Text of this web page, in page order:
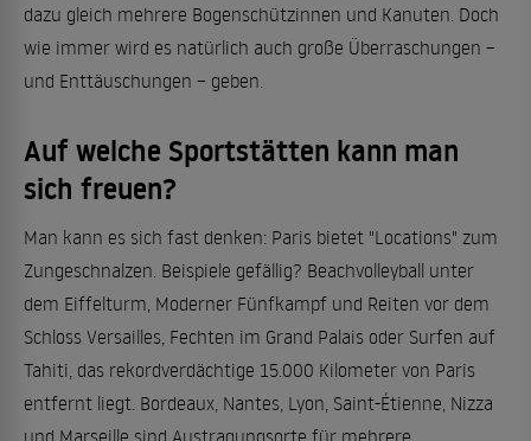
dazu gleich mehrere Bogenschützinnen und Kanuten. Doch
wie immer wird es natürlich auch große Überraschungen –
und Enttäuschungen – geben.
Auf welche Sportstätten kann man
sich freuen?
Man kann es sich fast denken: Paris bietet "Locations" zum
Zungeschnalzen. Beispiele gefällig? Beachvolleyball unter
dem Eiffelturm, Moderner Fünfkampf und Reiten vor dem
Schloss Versailles, Fechten im Grand Palais oder Surfen auf
Tahiti, das rekordverdächtige 15.000 Kilometer von Paris
entfernt liegt. Bordeaux, Nantes, Lyon, Saint-Étienne, Nizza